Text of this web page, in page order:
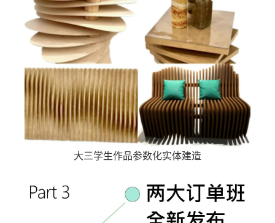
大三学生作品参数化实体建造